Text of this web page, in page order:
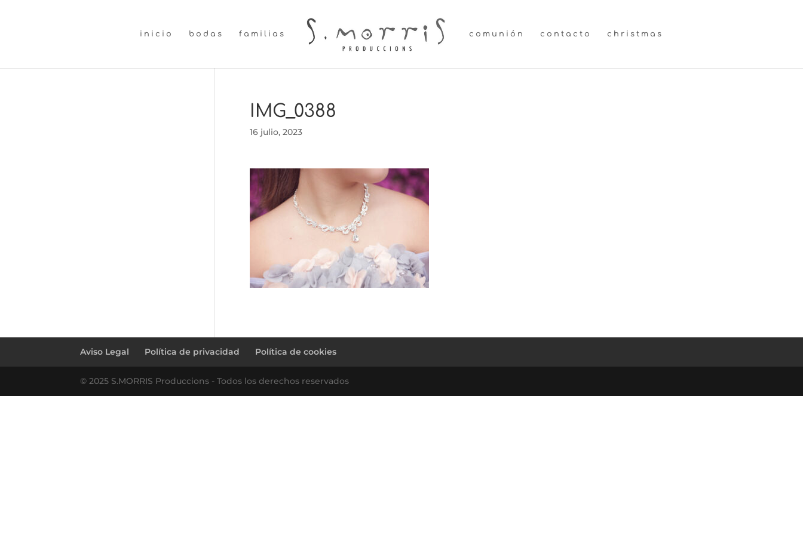
inicio bodas familias comunión contacto christmas
IMG_0388
16 julio, 2023
Aviso Legal Política de privacidad Política de cookies
© 2025 S.MORRIS Produccions - Todos los derechos reservados